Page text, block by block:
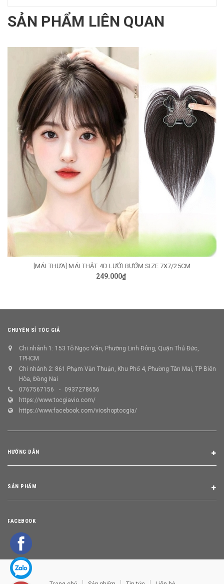
SẢN PHẨM LIÊN QUAN
[MÁI THƯA] MÁI THẬT 4D LƯỚI BƯỚM SIZE 7X7/25CM
249.000₫
CHUYÊN SỈ TÓC GIẢ
Chi nhánh 1: 153 Tô Ngọc Vân, Phường Linh Đông, Quận Thủ Đức,
TPHCM
Chi nhánh 2: 861 Phạm Văn Thuận, Khu Phố 4, Phường Tân Mai, TP Biên
Hòa, Đồng Nai
0767567156
0937278656
https://www.tocgiavio.com/
https://www.facebook.com/vioshoptocgia/
HƯỚNG DẪN
SẢN PHẨM
FACEBOOK